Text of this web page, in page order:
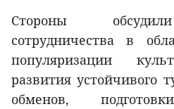
Стороны
сотрудничества в
популяризации
развития устойчивого
обменов,